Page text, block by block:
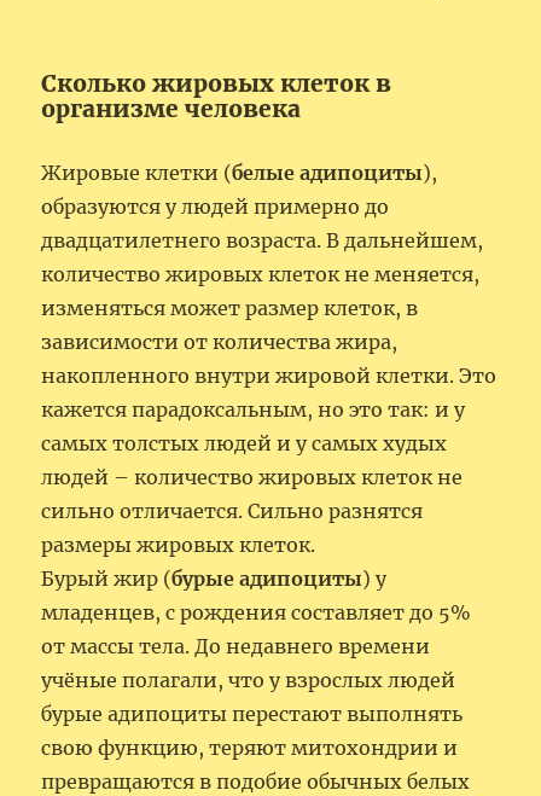
Сколько жировых клеток в
организме человека
Жировые клетки (белые адипоциты),
образуются у людей примерно до
двадцатилетнего возраста. В дальнейшем,
количество жировых клеток не меняется,
изменяться может размер клеток, в
зависимости от количества жира,
накопленного внутри жировой клетки. Это
кажется парадоксальным, но это так: и у
самых толстых людей и у самых худых
людей – количество жировых клеток не
сильно отличается. Сильно разнятся
размеры жировых клеток.
Бурый жир (бурые адипоциты) у
младенцев, с рождения составляет до 5%
от массы тела. До недавнего времени
учёные полагали, что у взрослых людей
бурые адипоциты перестают выполнять
свою функцию, теряют митохондрии и
превращаются в подобие обычных белых